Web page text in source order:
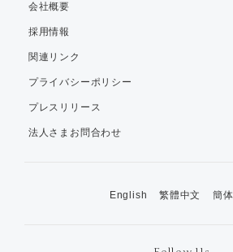
会社概要
採用情報
関連リンク
プライバシーポリシー
プレスリリース
法人さまお問合わせ
English 繁體中文 簡